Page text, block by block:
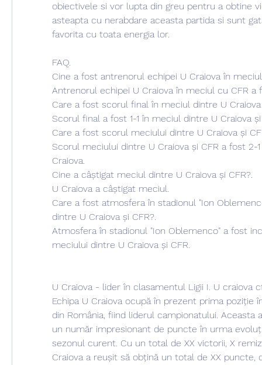
obiectivele si vor lupta din greu pentru a obtine
asteapta cu nerabdare aceasta partida si sunt
favorita cu toata energia lor.
FAQ.
Cine a fost antrenorul echipei U Craiova în
Antrenorul echipei U Craiova în meciul cu CFR a
Care a fost scorul final în meciul dintre U Craiova
Scorul final a fost 1-1 în meciul dintre U Craiova și
Care a fost scorul meciului dintre U Craiova și
Scorul meciului dintre U Craiova și CFR a fost 2-
Craiova.
Cine a câștigat meciul dintre U Craiova și CFR?.
U Craiova a câștigat meciul.
Care a fost atmosfera în stadionul "Ion
dintre U Craiova și CFR?.
Atmosfera în stadionul "Ion Oblemenco" a fost
meciului dintre U Craiova și CFR.
U Craiova - lider în clasamentul Ligii I. U craiova
Echipa U Craiova ocupă în prezent prima poziție
din România, fiind liderul campionatului. Aceasta
un număr impresionant de puncte în urma
sezonul curent. Cu un total de XX victorii, X
Craiova a reușit să obțină un total de XX puncte,